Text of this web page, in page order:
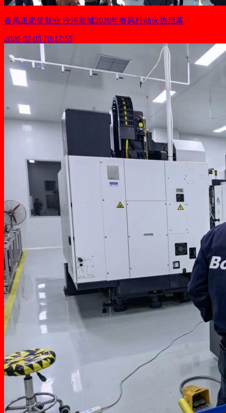
春风送岗促就业 泾河新城2026年春风行动火热启幕
2026-03-05 10:17:55